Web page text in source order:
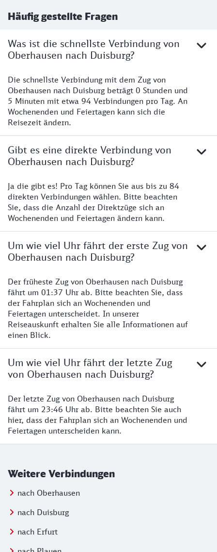
Häufig gestellte Fragen
Was ist die schnellste Verbindung von
Oberhausen nach Duisburg?
Die schnellste Verbindung mit dem Zug von
Oberhausen nach Duisburg beträgt 0 Stunden und
5 Minuten mit etwa 94 Verbindungen pro Tag. An
Wochenenden und Feiertagen kann sich die
Reisezeit ändern.
Gibt es eine direkte Verbindung von
Oberhausen nach Duisburg?
Ja die gibt es! Pro Tag können Sie aus bis zu 84
direkten Verbindungen wählen. Bitte beachten
Sie, dass die Anzahl der Direktzüge sich an
Wochenenden und Feiertagen ändern kann.
Um wie viel Uhr fährt der erste Zug von
Oberhausen nach Duisburg?
Der früheste Zug von Oberhausen nach Duisburg
fährt um 01:37 Uhr ab. Bitte beachten Sie, dass
der Fahrplan sich an Wochenenden und
Feiertagen unterscheidet. In unserer
Reiseauskunft erhalten Sie alle Informationen auf
einen Blick.
Um wie viel Uhr fährt der letzte Zug
von Oberhausen nach Duisburg?
Der letzte Zug von Oberhausen nach Duisburg
fährt um 23:46 Uhr ab. Bitte beachten Sie auch
hier, dass der Fahrplan sich an Wochenenden und
Feiertagen unterscheiden kann.
Weitere Verbindungen
nach Oberhausen
nach Duisburg
nach Erfurt